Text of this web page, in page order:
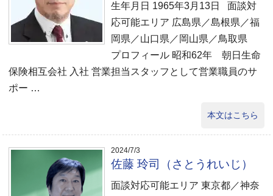
生年月日 1965年3月13日 面談対
応可能エリア 広島県／島根県／福
岡県／山口県／岡山県／鳥取県
プロフィール 昭和62年 朝日生命
保険相互会社 入社 営業担当スタッフとして営業職員のサ
ポー …
本文はこちら
2024/7/3
佐藤 玲司（さとうれいじ）
面談対応可能エリア 東京都／神奈